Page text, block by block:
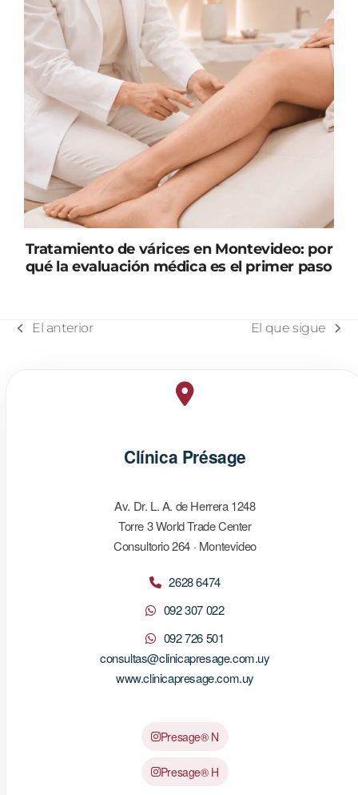
Tratamiento de várices en Montevideo: por
qué la evaluación médica es el primer paso
El anterior El que sigue
Clínica Présage
Av. Dr. L. A. de Herrera 1248
Torre 3 World Trade Center
Consultorio 264 · Montevideo
2628 6474
092 307 022
092 726 501
consultas@clinicapresage.com.uy
www.clinicapresage.com.uy
Presage® N
Presage® H